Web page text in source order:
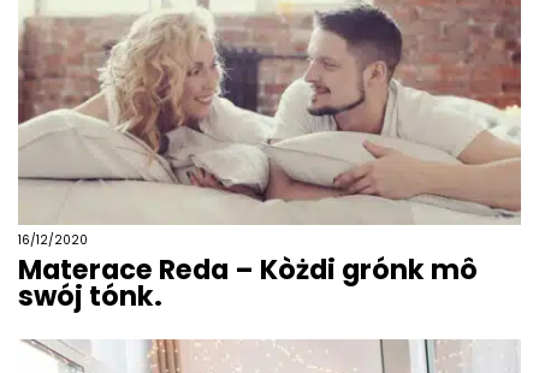
16/12/2020
Materace Reda – Kòżdi grónk mô
swój tónk.